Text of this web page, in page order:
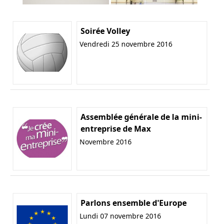
Soirée Volley
Vendredi 25 novembre 2016
Assemblée générale de la mini-
entreprise de Max
Novembre 2016
Parlons ensemble d'Europe
Lundi 07 novembre 2016